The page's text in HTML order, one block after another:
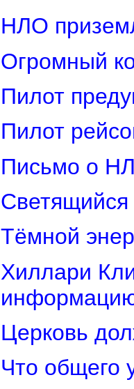
НЛО
Огромный
Пилот
Пилот
Письмо о
Светящийся
Тёмной
Хиллари
Церковь
Что общего